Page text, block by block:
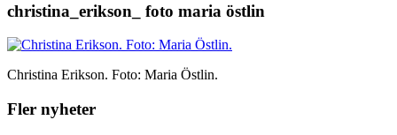
christina_erikson_ foto maria östlin
Christina Erikson. Foto: Maria Östlin.
Fler nyheter